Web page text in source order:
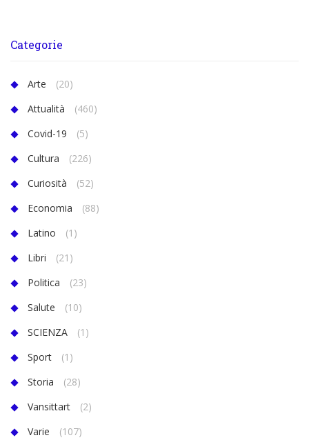
Categorie
Arte
(20)
Attualità
(460)
Covid-19
(5)
Cultura
(226)
Curiosità
(52)
Economia
(88)
Latino
(1)
Libri
(21)
Politica
(23)
Salute
(10)
SCIENZA
(1)
Sport
(1)
Storia
(28)
Vansittart
(2)
Varie
(107)